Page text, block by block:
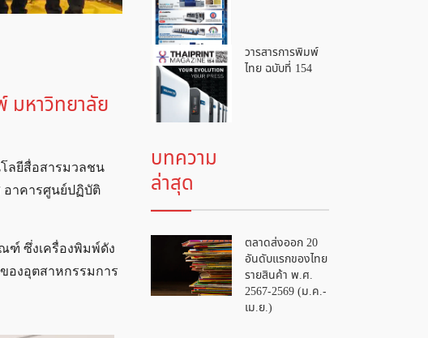
มหาวิทยาลัย
ลยีสื่อสารมวลชน
อาคารศูนย์ปฏิบัติ
ฑ์ ซึ่งเครื่องพิมพ์ดัง
องอุตสาหกรรมการ
วารสารการพิมพ์
ไทย ฉบับที่ 154
บทความ
ล่าสุด
ตลาดส่งออก 20
อันดับแรกของไทย
รายสินค้า พ.ศ.
2567-2569 (ม.ค.-
เม.ย.)